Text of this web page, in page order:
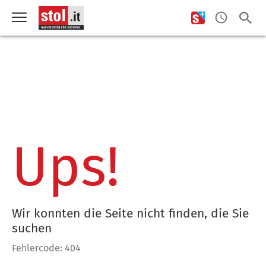
Ups!
Wir konnten die Seite nicht finden, die Sie
suchen
Fehlercode: 404